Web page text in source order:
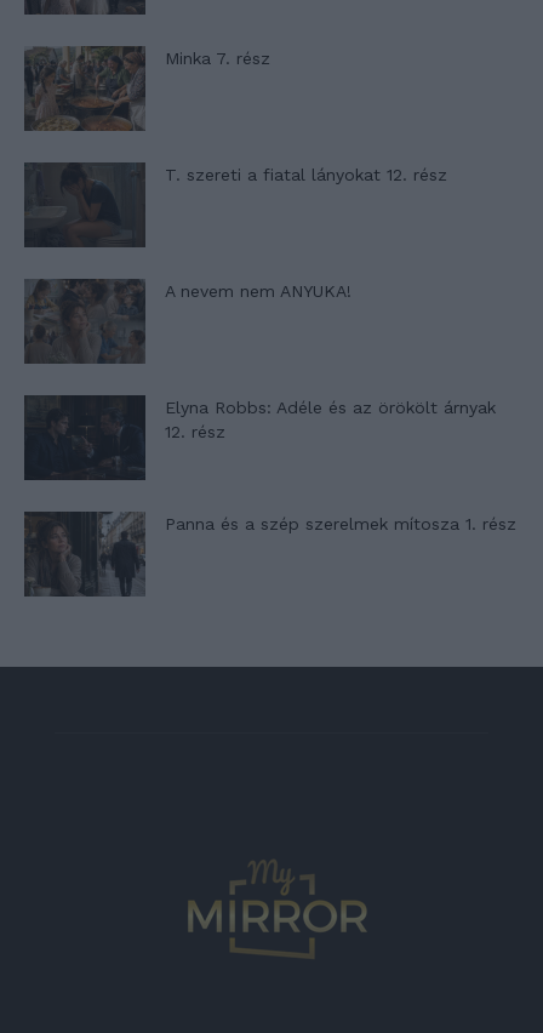
Minka 7. rész
T. szereti a fiatal lányokat 12. rész
A nevem nem ANYUKA!
Elyna Robbs: Adéle és az örökölt árnyak
12. rész
Panna és a szép szerelmek mítosza 1. rész